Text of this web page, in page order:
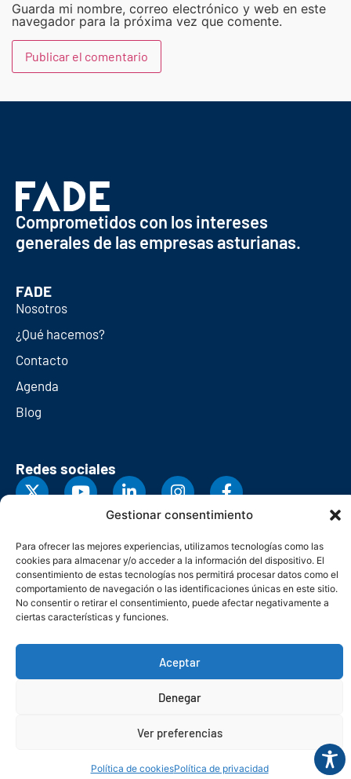
Gestionar consentimiento
Para ofrecer las mejores experiencias, utilizamos tecnologías como las
cookies para almacenar y/o acceder a la información del dispositivo. El
consentimiento de estas tecnologías nos permitirá procesar datos como el
comportamiento de navegación o las identificaciones únicas en este sitio.
No consentir o retirar el consentimiento, puede afectar negativamente a
ciertas características y funciones.
Aceptar
Denegar
Ver preferencias
Política de cookiesPolítica de privacidad
Guarda mi nombre, correo electrónico y web en este
navegador para la próxima vez que comente.
Comprometidos con los intereses
generales de las empresas asturianas.
FADE
Nosotros
¿Qué hacemos?
Contacto
Agenda
Blog
Redes sociales
© Copyright 2026. Federación Asturiana de Empresarios
Política de cookies